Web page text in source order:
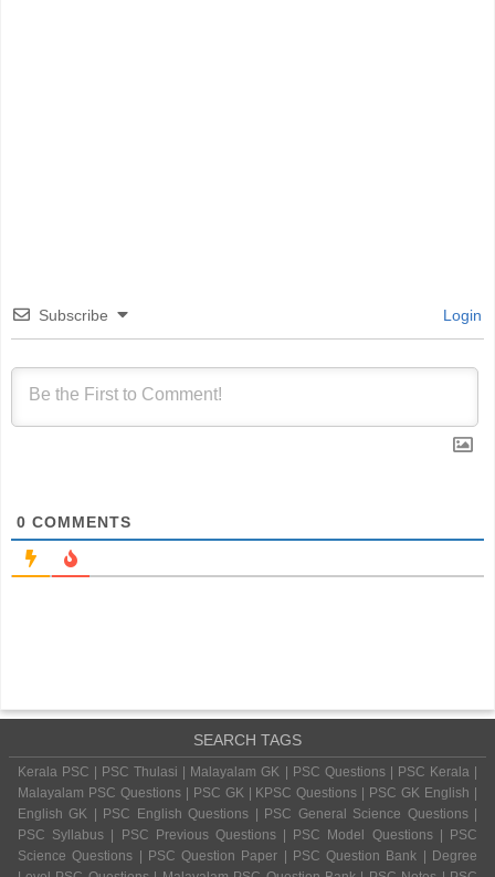
Subscribe Login
0 COMMENTS
SEARCH TAGS
Kerala PSC | PSC Thulasi | Malayalam GK | PSC Questions | PSC Kerala |
Malayalam PSC Questions | PSC GK | KPSC Questions | PSC GK English |
English GK | PSC English Questions | PSC General Science Questions |
PSC Syllabus | PSC Previous Questions | PSC Model Questions | PSC
Science Questions | PSC Question Paper | PSC Question Bank | Degree